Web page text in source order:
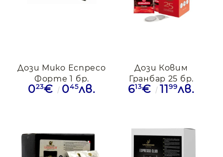
Дози Мико Еспресо
Форте 1 бр.
023€ 045лв.
Дози Ковим
Гранбар 25 бр.
613€ 1199лв.